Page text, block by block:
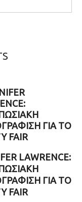
LAWRENCE:
ΓΙΑ ΤΟ
FAIR